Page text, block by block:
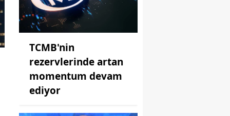
TCMB'nin
rezervlerinde artan
momentum devam
ediyor